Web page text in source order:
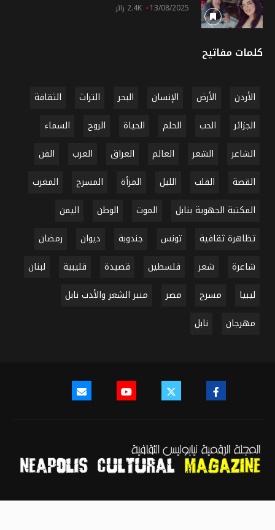
13/08/2025 2.4K زائر
كلمات مفاتيح
الأردن الأرض الإنسان البحر التراث
الثقافة
الجزائر
الحب الحلم الحياة الروح
السماء
الشاعر
الشعر العالم العراق العرب
الفن
القصة
القلب الليل المرأة المسرح
المغرب
المكتبة الجهوية بنابل
الموت الوطن
اليمن
تظاهرة ثقافية
تونس جندوبة ديوان
رمضان
شاعرة
شعر فلسطين قصيدة قليبية
لبنان
ليبيا
مسرح مصر
منبر الشعر والأدب نابل
مهرجان
نابل
سياسة النشر سياسة الخصوصية